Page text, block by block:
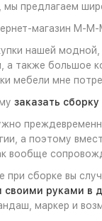
мы предлагаем
магазин M-
нашей
а также большое
мебели мне
заказать
а поэтому
вообще
при сборке вы
своими руками в
маркер и